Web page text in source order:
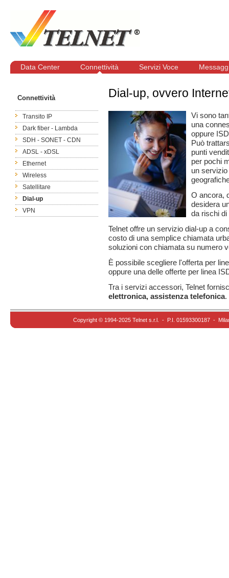
Data Center Connettività Servizi Voce
Connettività
Transito IP
Dark fiber - Lambda
SDH - SONET - CDN
ADSL - xDSL
Ethernet
Wireless
Satellitare
Dial-up
VPN
Dial-up, ovvero
Vi sono
una
oppure
Può
punti
per pochi
un
O ancora,
desidera
da rischi
Telnet offre un servizio dial-up a
costo di una semplice chiamata
soluzioni con chiamata su numero
È possibile scegliere l'offerta per
oppure una delle offerte per linea
Tra i servizi accessori, Telnet
elettronica, assistenza telefonica.
Copyright © 1994-2025 Telnet s.r.l. - P.I. 01593300187 -